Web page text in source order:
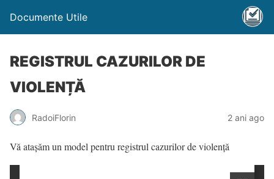
Documente Utile
REGISTRUL CAZURILOR DE
VIOLENȚĂ
RadoiFlorin 2 ani ago
Vă atașăm un model pentru registrul cazurilor de violență